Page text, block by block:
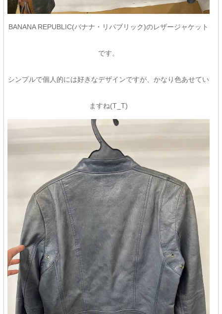
BANANA REPUBLIC(バナナ・リパブリック)のレザージャケット
です。
シンプルで個人的には好きなデザインですが、かなり色あせてい
ますね(T_T)